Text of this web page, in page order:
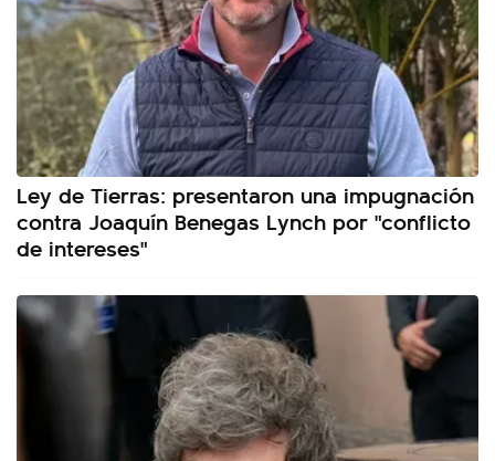
Ley de Tierras: presentaron una impugnación
contra Joaquín Benegas Lynch por "conflicto
de intereses"